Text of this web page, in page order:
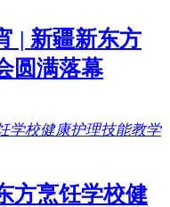
| 新疆新东方
圆满落幕
方烹饪学校健